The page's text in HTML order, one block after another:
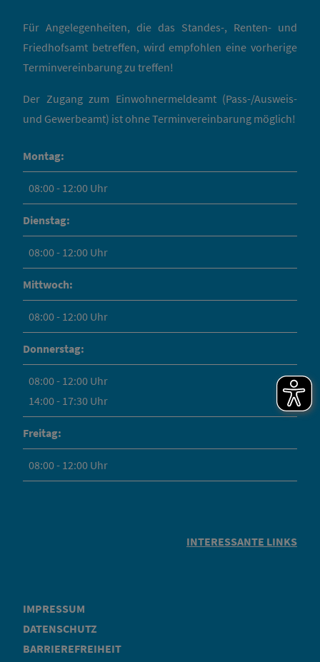
Für Angelegenheiten, die das Standes-, Renten- und
Friedhofsamt betreffen, wird empfohlen eine vorherige
Terminvereinbarung zu treffen!
Der Zugang zum Einwohnermeldeamt (Pass-/Ausweis-
und Gewerbeamt) ist ohne Terminvereinbarung möglich!
Montag:
08:00 - 12:00 Uhr
Dienstag:
08:00 - 12:00 Uhr
Mittwoch:
08:00 - 12:00 Uhr
Donnerstag:
08:00 - 12:00 Uhr
14:00 - 17:30 Uhr
Freitag:
08:00 - 12:00 Uhr
INTERESSANTE LINKS
IMPRESSUM
DATENSCHUTZ
BARRIEREFREIHEIT